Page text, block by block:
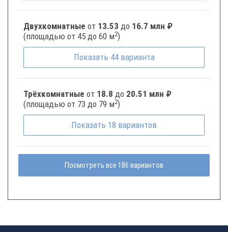
Двухкомнатные от 13.53 до 16.7 млн ₽
(площадью от 45 до 60 м2)
Показать 44 варианта
Трёхкомнатные от 18.8 до 20.51 млн ₽
(площадью от 73 до 79 м2)
Показать 18 вариантов
Посмотреть все 186 вариантов